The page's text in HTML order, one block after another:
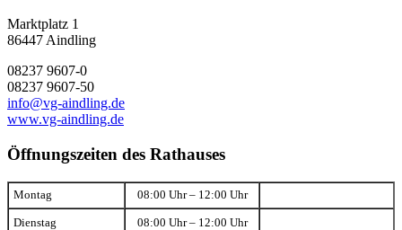
Marktplatz 1
86447 Aindling
08237 9607-0
08237 9607-50
info@vg-aindling.de
www.vg-aindling.de
Öffnungszeiten des Rathauses
Montag 08:00 Uhr – 12:00 Uhr
Dienstag 08:00 Uhr – 12:00 Uhr